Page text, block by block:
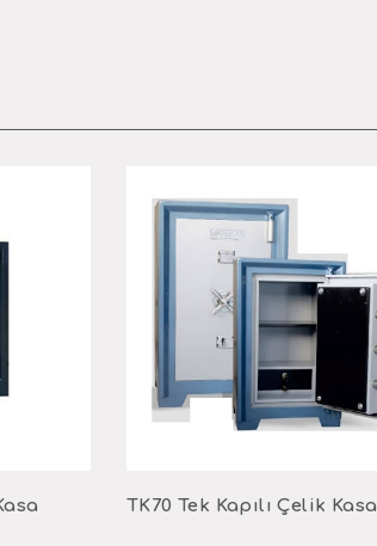
TK70 Tek Kapılı Çelik Kasa